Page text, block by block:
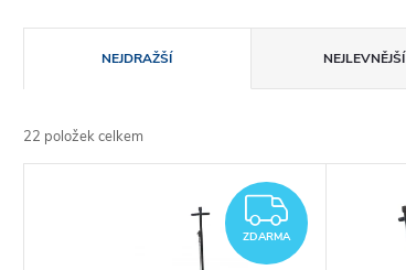
a
z
NEJDRAŽŠÍ NEJLEVNĚJŠÍ
22 položek celkem
ZDARMA